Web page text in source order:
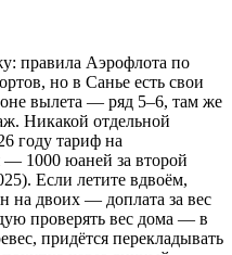
правила Аэрофлота по
но в Санье есть свои
вылета — ряд 5–6, там же
Никакой отдельной
году тариф на
1000 юаней за второй
Если летите вдвоём,
на двоих — доплата за вес
проверять вес дома — в
придётся перекладывать